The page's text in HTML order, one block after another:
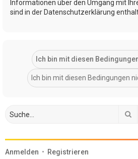
Informationen über den Umgang mit
sind in der Datenschutzerklärung
Anmelden • Registrieren